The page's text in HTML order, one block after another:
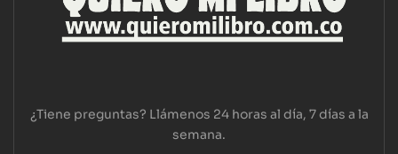
¿Tiene preguntas? Llámenos 24 horas al día, 7 días a la
semana.